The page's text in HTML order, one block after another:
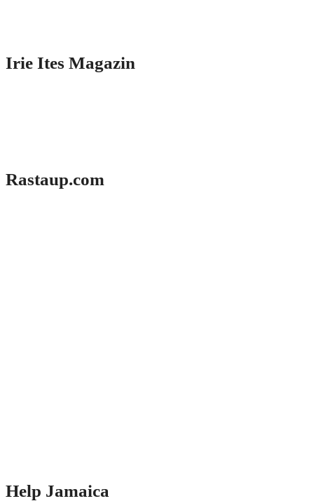
Irie Ites Magazin
Rastaup.com
Help Jamaica